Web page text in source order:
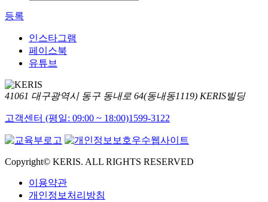
등록
인스타그램
페이스북
유튜브
41061 대구광역시 동구 동내로 64(동내동1119) KERIS빌딩
고객센터 (평일: 09:00 ~ 18:00)1599-3122
Copyright© KERIS. ALL RIGHTS RESERVED
이용약관
개인정보처리방침